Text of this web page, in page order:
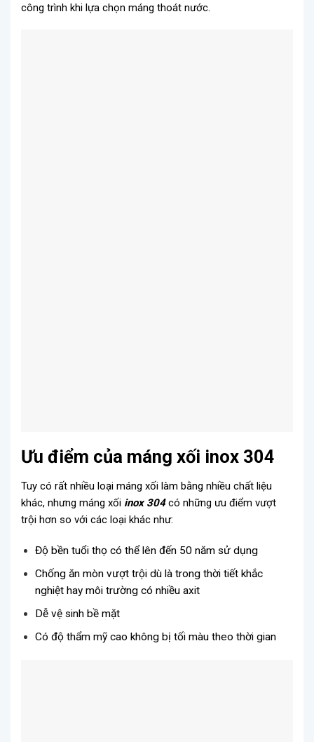
công trình khi lựa chọn máng thoát nước.
Ưu điểm của máng xối inox 304
Tuy có rất nhiều loại máng xối làm bằng nhiều chất liệu
khác, nhưng máng xối inox 304có những ưu điểm vượt
trội hơn so với các loại khác như:
Độ bền tuổi thọ có thể lên đến 50 năm sử dụng
Chống ăn mòn vượt trội dù là trong thời tiết khắc
nghiệt hay môi trường có nhiều axit
Dễ vệ sinh bề mặt
Có độ thẩm mỹ cao không bị tối màu theo thời gian